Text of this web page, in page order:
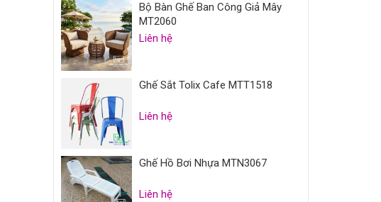
Bộ Bàn Ghế Ban Công Giả Mây
MT2060
Liên hệ
Ghế Sắt Tolix Cafe MTT1518
Liên hệ
Ghế Hồ Bơi Nhựa MTN3067
Liên hệ